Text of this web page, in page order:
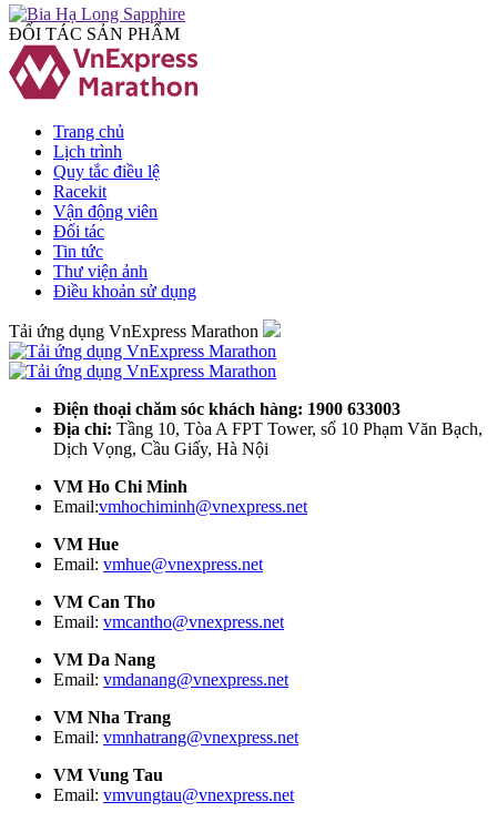
ĐỐI TÁC SẢN PHẨM
Trang chủ
Lịch trình
Quy tắc điều lệ
Racekit
Vận động viên
Đối tác
Tin tức
Thư viện ảnh
Điều khoản sử dụng
Tải ứng dụng VnExpress Marathon
Điện thoại chăm sóc khách hàng: 1900 633003
Địa chỉ: Tầng 10, Tòa A FPT Tower, số 10 Phạm Văn Bạch,
Dịch Vọng, Cầu Giấy, Hà Nội
VM Ho Chi Minh
Email:vmhochiminh@vnexpress.net
VM Hue
Email: vmhue@vnexpress.net
VM Can Tho
Email: vmcantho@vnexpress.net
VM Da Nang
Email: vmdanang@vnexpress.net
VM Nha Trang
Email: vmnhatrang@vnexpress.net
VM Vung Tau
Email: vmvungtau@vnexpress.net